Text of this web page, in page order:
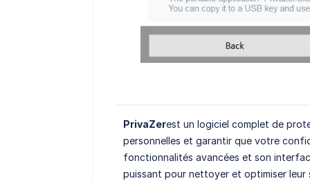
PrivaZerest un logiciel complet de
personnelles et garantir que votre
fonctionnalités avancées et son
puissant pour nettoyer et optimiser leur